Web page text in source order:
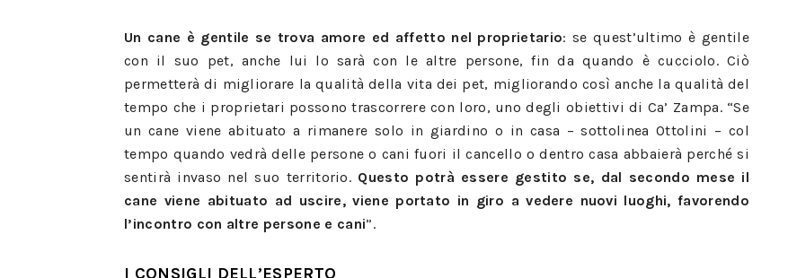
Un cane è gentile se trova amore ed affetto nel proprietario: se quest’ultimo è gentile
con il suo pet, anche lui lo sarà con le altre persone, fin da quando è cucciolo. Ciò
permetterà di migliorare la qualità della vita dei pet, migliorando così anche la qualità del
tempo che i proprietari possono trascorrere con loro, uno degli obiettivi di Ca’ Zampa. “Se
un cane viene abituato a rimanere solo in giardino o in casa – sottolinea Ottolini – col
tempo quando vedrà delle persone o cani fuori il cancello o dentro casa abbaierà perché si
sentirà invaso nel suo territorio. Questo potrà essere gestito se, dal secondo mese il
cane viene abituato ad uscire, viene portato in giro a vedere nuovi luoghi, favorendo
l’incontro con altre persone e cani”.
I CONSIGLI DELL’ESPERTO